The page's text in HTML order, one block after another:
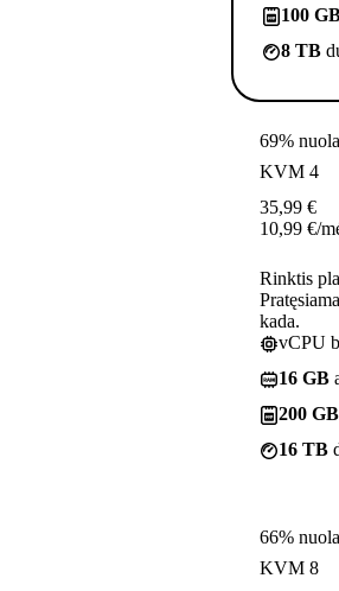
100
8 TB
69%
KVM 4
35,99 €
10,99 €/
Rinktis
kada.
vCPU
16 GB
200 GB
16 TB
66%
KVM 8